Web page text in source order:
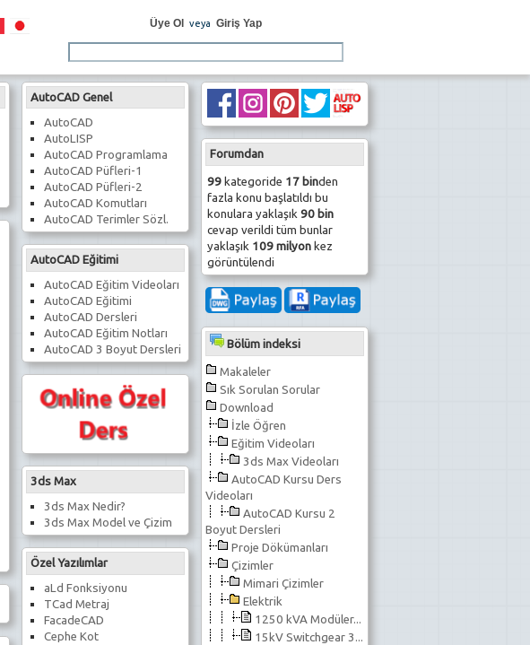
Üye Ol veya Giriş Yap
Forumdan
99kategoride 17 binden
fazla konu başlatıldı bu
konulara yaklaşık 90 bin
cevap verildi tüm bunlar
yaklaşık 109 milyonkez
görüntülendi
Bölüm indeksi
Makaleler
Sık Sorulan Sorular
Download
İzle Öğren
Eğitim Videoları
3ds Max Videoları
AutoCAD Kursu Ders
Videoları
AutoCAD Kursu 2
Boyut Dersleri
Proje Dökümanları
Çizimler
Mimari Çizimler
Elektrik
1250 kVA Modüler...
15kV Switchgear 3...
AutoCAD Genel
AutoCAD
AutoLISP
AutoCAD Programlama
AutoCAD Püfleri-1
AutoCAD Püfleri-2
AutoCAD Komutları
AutoCAD Terimler Sözl.
AutoCAD Eğitimi
AutoCAD Eğitim Videoları
AutoCAD Eğitimi
AutoCAD Dersleri
AutoCAD Eğitim Notları
AutoCAD 3 Boyut Dersleri
3ds Max
3ds Max Nedir?
3ds Max Model ve Çizim
Özel Yazılımlar
aLd Fonksiyonu
TCad Metraj
FacadeCAD
Cephe Kot